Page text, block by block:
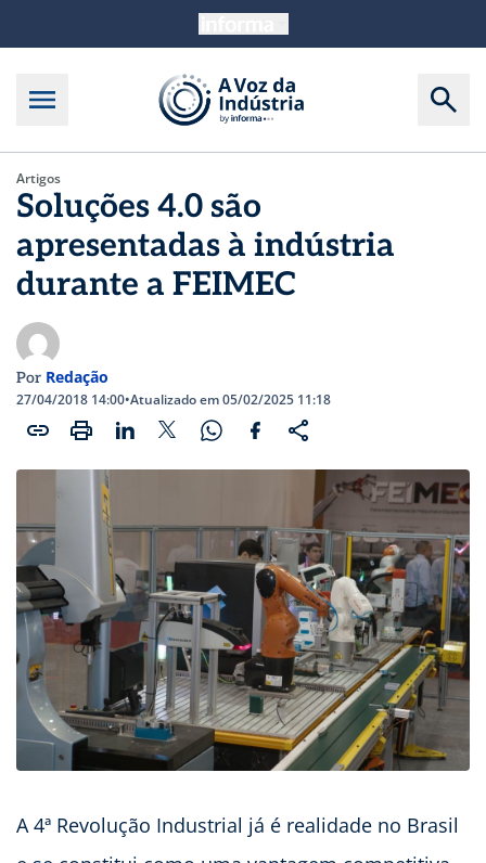
Artigos
Soluções 4.0 são
apresentadas à indústria
durante a FEIMEC
Por Redação
27/04/2018 14:00•Atualizado em 05/02/2025 11:18
A 4ª Revolução Industrial já é realidade no Brasil